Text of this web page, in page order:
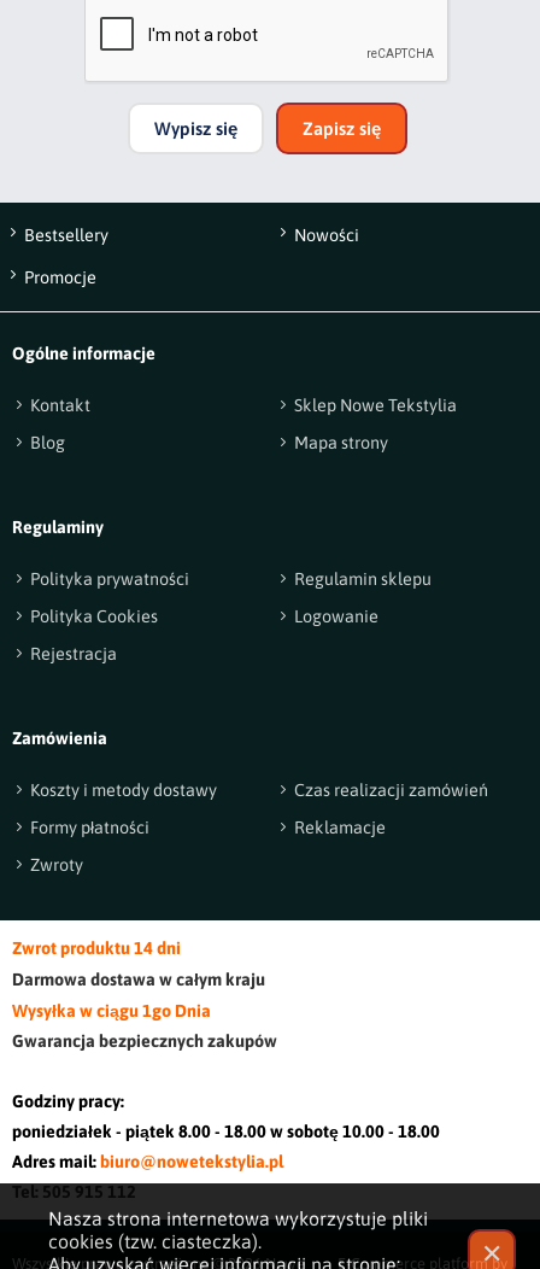
Wyślij opinię
Wypisz się Zapisz się
Bestsellery Nowości
Promocje
Ogólne informacje
Kontakt
Sklep Nowe Tekstylia
Blog
Mapa strony
Regulaminy
Polityka prywatności
Regulamin sklepu
Polityka Cookies
Logowanie
Rejestracja
Zamówienia
Koszty i metody dostawy
Czas realizacji zamówień
Formy płatności
Reklamacje
Zwroty
Zwrot produktu 14 dni
Darmowa dostawa w całym kraju
Wysyłka w ciągu 1go Dnia
Gwarancja bezpiecznych zakupów
Godziny pracy:
poniedziałek - piątek 8.00 - 18.00 w sobotę 10.00 - 18.00
Adres mail: biuro@nowetekstylia.pl
Tel: 505 915 112
Wszystkie prawa zastrzeżone © 2026Nowe E-Commerce platform by
Nasza strona internetowa wykorzystuje pliki
cookies (tzw. ciasteczka).
Aby uzyskać więcej informacji na stronie:
✕